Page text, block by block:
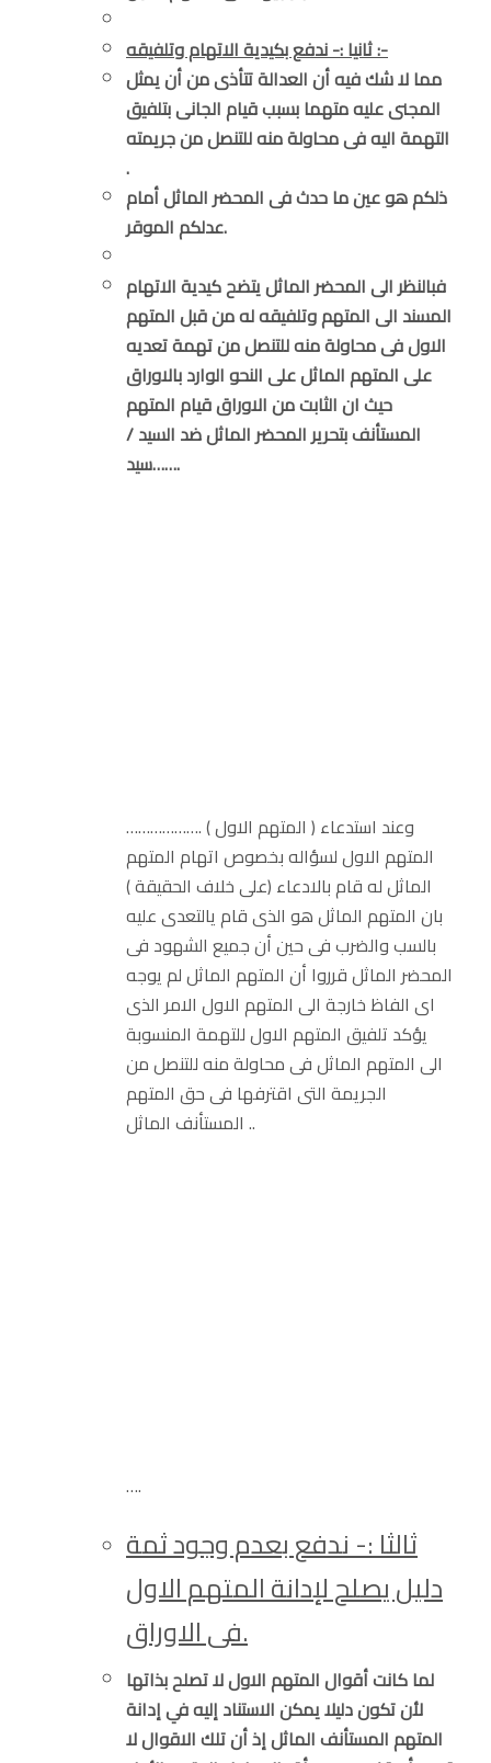
ثانيا :- ندفع بكيدية الاتهام وتلفيقه :-
مما لا شك فيه أن العدالة تتأذى من أن يمثل
المجنى عليه متهما بسبب قيام الجانى بتلفيق
التهمة اليه فى محاولة منه للتنصل من جريمته
.
ذلكم هو عين ما حدث فى المحضر الماثل أمام
عدلكم الموقر.
فبالنظر الى المحضر الماثل يتضح كيدية الاتهام
المسند الى المتهم وتلفيقه له من قبل المتهم
الاول فى محاولة منه للتنصل من تهمة تعديه
على المتهم الماثل على النحو الوارد بالاوراق
حيث ان الثابت من الاوراق قيام المتهم
المستأنف بتحرير المحضر الماثل ضد السيد /
سيد…….
………………. ( المتهم الاول ) وعند استدعاء
المتهم الاول لسؤاله بخصوص اتهام المتهم
الماثل له قام بالادعاء (على خلاف الحقيقة )
بان المتهم الماثل هو الذى قام يالتعدى عليه
بالسب والضرب فى حين أن جميع الشهود فى
المحضر الماثل قرروا أن المتهم الماثل لم يوجه
اى الفاظ خارجة الى المتهم الاول الامر الذى
يؤكد تلفيق المتهم الاول للتهمة المنسوبة
الى المتهم الماثل فى محاولة منه للتنصل من
الجريمة التى اقترفها فى حق المتهم
المستأنف الماثل ..
….
ثالثا :- ندفع بعدم وجود ثمة
دليل يصلح لإدانة المتهم الاول
فى الاوراق.
لما كانت أقوال المتهم الاول لا تصلح بذاتها
لأن تكون دليلا يمكن الاستناد إليه في إدانة
المتهم المستأنف الماثل إذ أن تلك الاقوال لا